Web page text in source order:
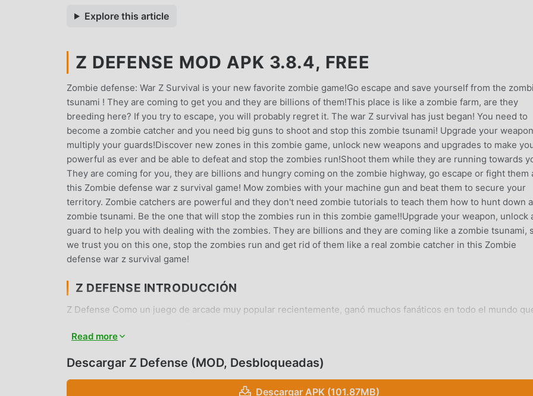
Explore this article
Z DEFENSE MOD APK 3.8.4, FREE
Zombie defense: War Z Survival is your new favorite zombie game!Go escape and save yourself from the
tsunami ! They are coming to get you and they are billions of them!This place is like a zombie farm, are they
breeding here? If you try to escape, you will probably regret it. The war Z survival has just began! You need to
become a zombie catcher and you need big guns to shoot and stop this zombie tsunami! Upgrade your
multiply your guards!Discover new zones in this zombie game, unlock new weapons and upgrades to make
powerful as ever and be able to defeat and stop the zombies run!Shoot them while they are running towards
They are coming for you, they are billions and hungry coming on the zombie highway, go escape or fight them
this Zombie defense war z survival game! Mow zombies with your machine gun and beat them to secure your
territory. Zombie catchers are powerful and they don't need zombie tutorials to teach them how to hunt down a
zombie tsunami. Be the one that will stop the zombies run in this zombie game!!Upgrade your weapon, unlock
guard to help you with dealing with the zombies. They are billions and they are coming like a zombie tsunami,
we trust you on this one, stop the zombies run and get rid of them like a real zombie catcher in this Zombie
defense war z survival game!
Z DEFENSE INTRODUCCIÓN
Z Defense Como un juego de arcade muy popular recientemente, ganó muchos fanáticos en todo el mundo
más grande del mundo, moddroid es su mejor opción. moddroid no solo te brinda la última versión deZ
repetitiva en el juego, así que puedes concentrarte en disfrutar la alegría que trae el juego en sí. moddroid
promete que cualquier mod de Z Defense no cobrará a los jugadores ninguna tarifa, y es 100% seguro,
Read more
Descargar Z Defense (MOD, Desbloqueadas)
Descargar APK (101.87MB)